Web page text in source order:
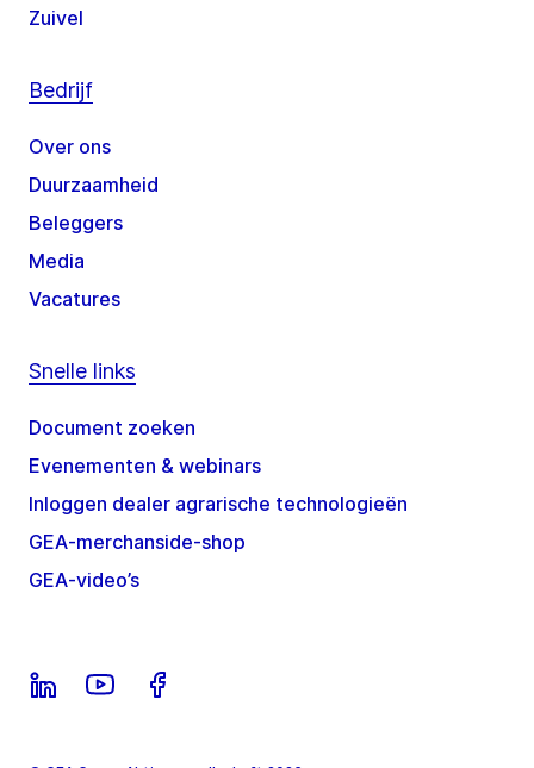
Zuivel
Bedrijf
Over ons
Duurzaamheid
Beleggers
Media
Vacatures
Snelle links
Document zoeken
Evenementen & webinars
Inloggen dealer agrarische technologieën
GEA-merchanside-shop
GEA-video’s